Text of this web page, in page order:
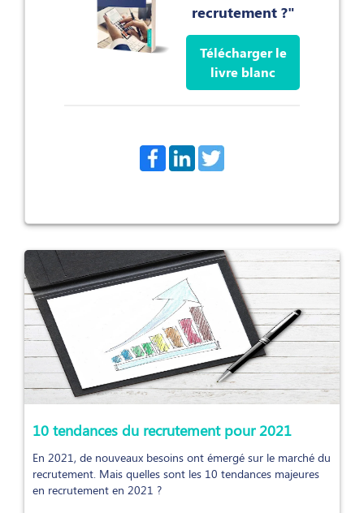
recrutement ?"
Télécharger le
livre blanc
10 tendances du recrutement pour 2021
En 2021, de nouveaux besoins ont émergé sur le marché du
recrutement. Mais quelles sont les 10 tendances majeures
en recrutement en 2021 ?